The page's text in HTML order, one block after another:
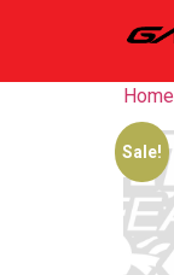
Home
Sale!